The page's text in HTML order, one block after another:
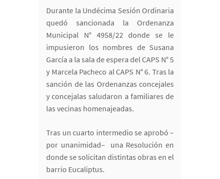
Durante la Undécima Sesión Ordinaria
quedó sancionada la Ordenanza
Municipal N° 4958/22 donde se le
impusieron los nombres de Susana
García a la sala de espera del CAPS N° 5
y Marcela Pacheco al CAPS N° 6. Tras la
sanción de las Ordenanzas concejales
y concejalas saludaron a familiares de
las vecinas homenajeadas.
Tras un cuarto intermedio se aprobó –
por unanimidad– una Resolución en
donde se solicitan distintas obras en el
barrio Eucaliptus.